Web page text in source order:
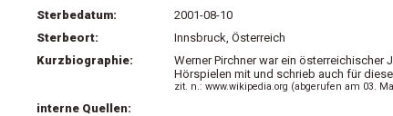
Sterbedatum:
2001-08-10
Sterbeort:
Innsbruck, Österreich
Kurzbiographie:
Werner Pirchner war ein österreichischer
Hörspielen mit und schrieb auch für
zit. n.: www.wikipedia.org (abgerufen am 03.
interne Quellen: